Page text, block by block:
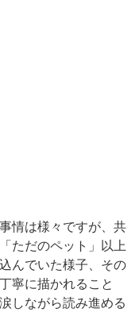
情は様々ですが、共
ただのペット」以上
んでいた様子、その
寧に描かれること
しながら読み進める